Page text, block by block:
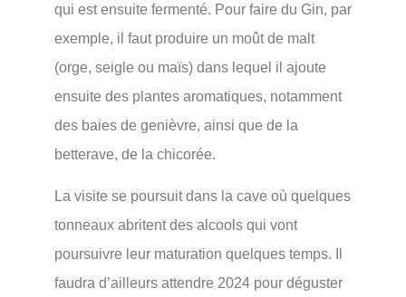
qui est ensuite fermenté. Pour faire du Gin, par
exemple, il faut produire un moût de malt
(orge, seigle ou maïs) dans lequel il ajoute
ensuite des plantes aromatiques, notamment
des baies de genièvre, ainsi que de la
betterave, de la chicorée.
La visite se poursuit dans la cave où quelques
tonneaux abritent des alcools qui vont
poursuivre leur maturation quelques temps. Il
faudra d’ailleurs attendre 2024 pour déguster